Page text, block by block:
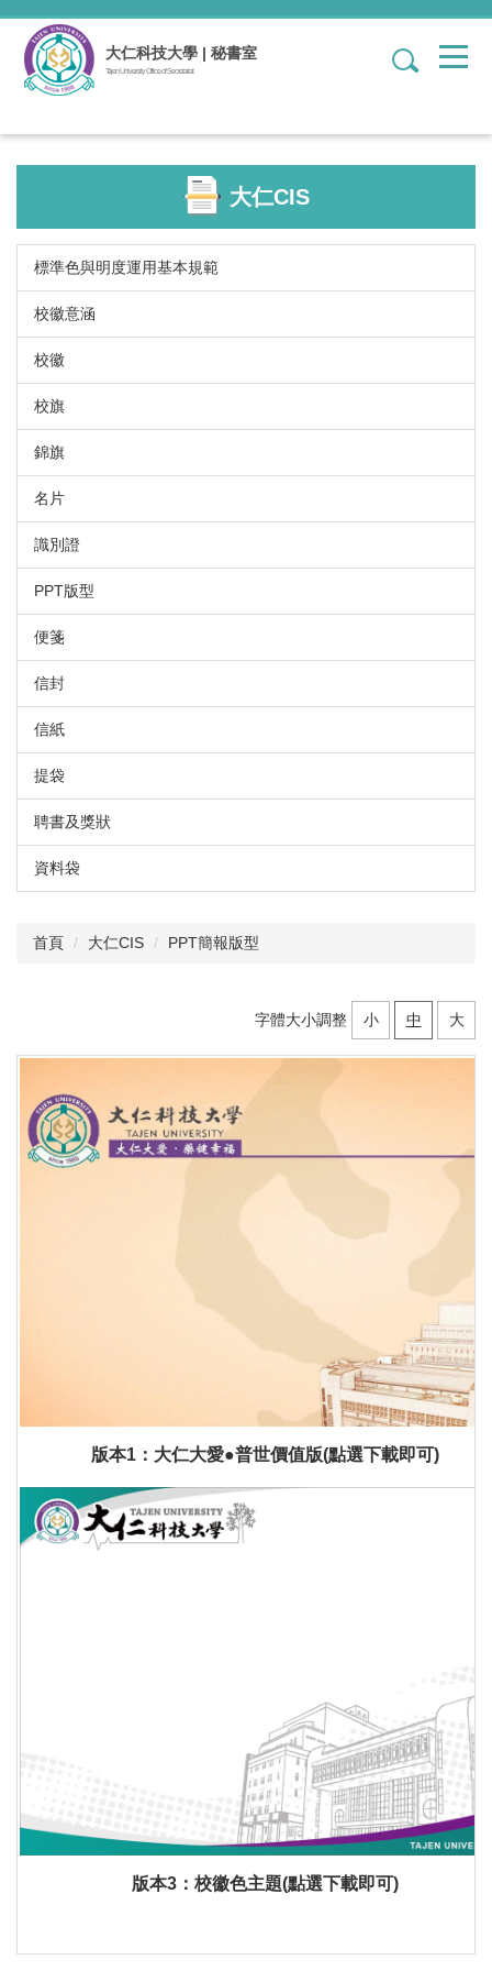
跳
主
要
容
大仁科技大學 | 秘書室
Tajen University Office of Secretariat
1
大仁CIS
標準色與明度運用基本規範
校徽意涵
校徽
校旗
錦旗
名片
識別證
PPT版型
便箋
信封
信紙
提袋
聘書及獎狀
資料袋
首頁 大仁CIS PPT簡報版型
字體大小調整 小 中 大
版本1：大仁大愛●普世價值版(點選下載即可)
版本3：校徽色主題(點選下載即可)